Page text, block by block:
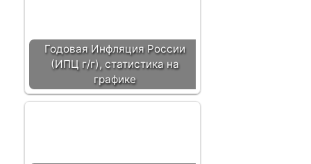
Годовая Инфляция России
(ИПЦ г/г), статистика на
графике